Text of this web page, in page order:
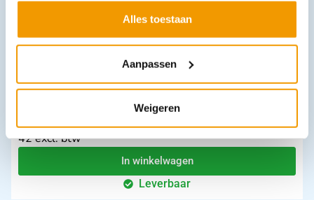
Alles toestaan
Aanpassen
Weigeren
Caldyn saches Metagenics Doos 84 stuks
€45,78 incl. btw
42 excl. btw
In winkelwagen
Leverbaar